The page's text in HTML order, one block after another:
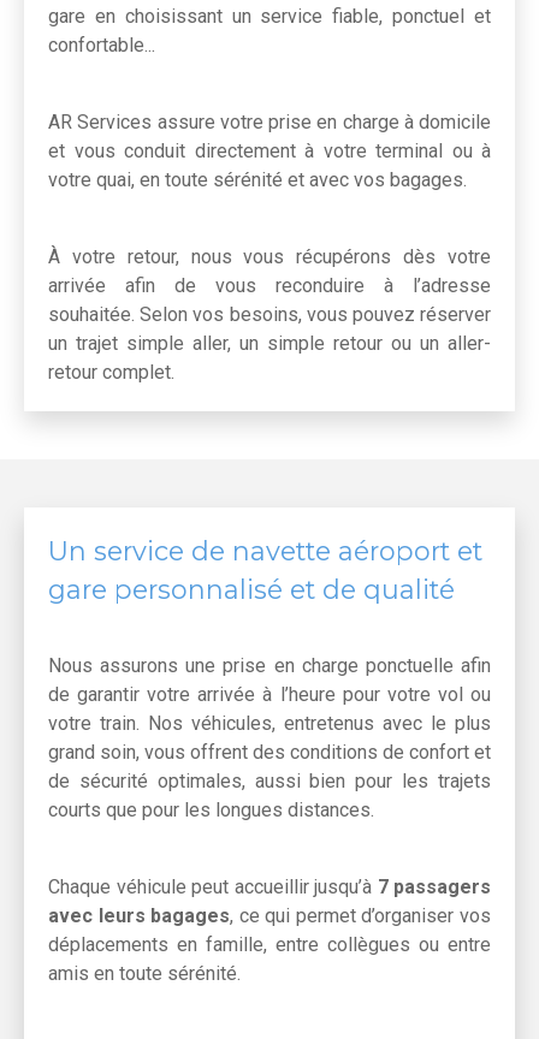
gare en choisissant un service fiable, ponctuel et
confortable...
AR Services assure votre prise en charge à domicile
et vous conduit directement à votre terminal ou à
votre quai, en toute sérénité et avec vos bagages.
À votre retour, nous vous récupérons dès votre
arrivée afin de vous reconduire à l’adresse
souhaitée. Selon vos besoins, vous pouvez réserver
un trajet simple aller, un simple retour ou un aller-
retour complet.
Un service de navette aéroport et
gare personnalisé et de qualité
Nous assurons une prise en charge ponctuelle afin
de garantir votre arrivée à l’heure pour votre vol ou
votre train. Nos véhicules, entretenus avec le plus
grand soin, vous offrent des conditions de confort et
de sécurité optimales, aussi bien pour les trajets
courts que pour les longues distances.
Chaque véhicule peut accueillir jusqu’à 7 passagers
avec leurs bagages, ce qui permet d’organiser vos
déplacements en famille, entre collègues ou entre
amis en toute sérénité.